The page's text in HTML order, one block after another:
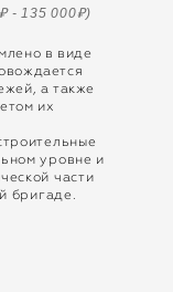
- 135 000₽)
в виде
а также
их
уровне и
части
бригаде.